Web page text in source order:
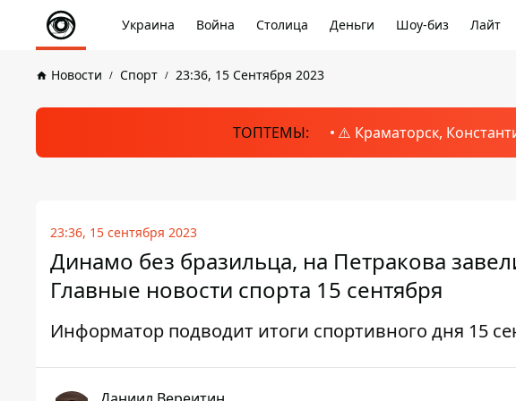
Украина Война Столица Деньги Шоу-биз Лайт
Новости Спорт 23:36, 15 Сентября 2023
ТОПТЕМЫ: ⚠️ Краматорск,
23:36, 15 сентября 2023
Динамо без бразильца, на Петракова
Главные новости спорта 15 сентября
Информатор подводит итоги спортивного дня 15